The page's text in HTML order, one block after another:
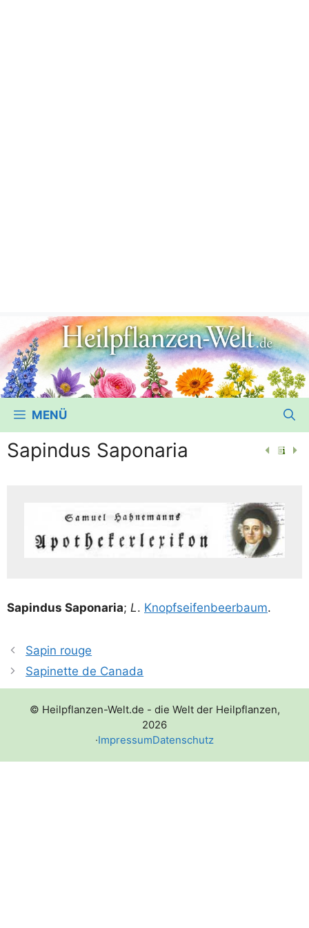
MENÜ
Sapindus Saponaria
Sap­i­n­dus Sapo­na­ria; L. Knopf­sei­fen­beer­baum.
Sapin rouge
Sapinette de Canada
© Heilpflanzen-Welt.de - die Welt der Heilpflanzen,
2026
·ImpressumDatenschutz